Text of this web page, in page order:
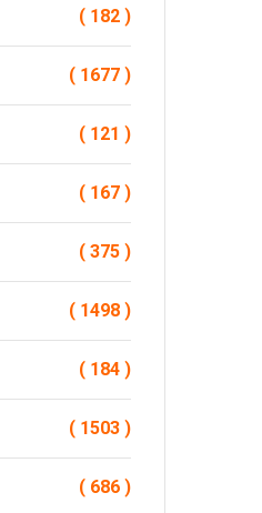
( 182 )
( 1677 )
( 121 )
( 167 )
( 375 )
( 1498 )
( 184 )
( 1503 )
( 686 )